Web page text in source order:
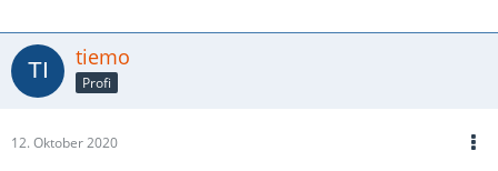
tiemo
Profi
12. Oktober 2020